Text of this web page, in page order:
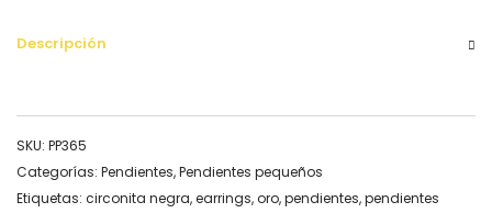
Descripción
SKU: PP365
Categorías: Pendientes,Pendientes pequeños
Etiquetas: circonita negra,earrings,oro,pendientes,pendientes